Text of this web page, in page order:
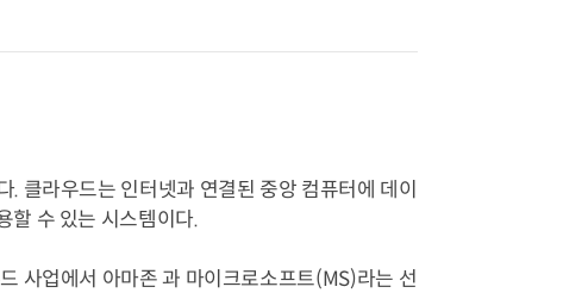
라우드는 인터넷과 연결된 중앙 컴퓨터에 데이
할 수 있는 시스템이다.
사업에서 아마존 과 마이크로소프트(MS)라는 선